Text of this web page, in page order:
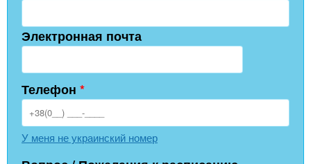
Электронная почта
Телефон *
У меня не украинский номер